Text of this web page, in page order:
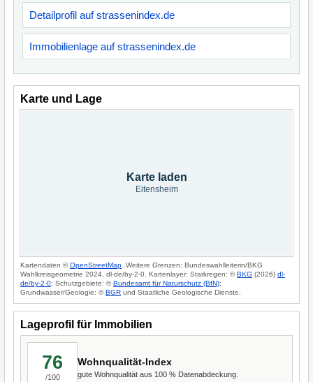
Detailprofil auf strassenindex.de
Immobilienlage auf strassenindex.de
Karte und Lage
Karte laden
Eitensheim
Kartendaten ©OpenStreetMap . Weitere Grenzen: Bundeswahlleiterin/BKG
Wahlkreisgeometrie 2024, dl-de/by-2-0. Kartenlayer: Starkregen: ©BKG (2026) dl-
de/by-2-0; Schutzgebiete: ©Bundesamt für Naturschutz (BfN);
Grundwasser/Geologie: ©BGR und Staatliche Geologische Dienste.
Lageprofil für Immobilien
76
/100
Wohnqualität-Index
gute Wohnqualität aus 100 % Datenabdeckung.